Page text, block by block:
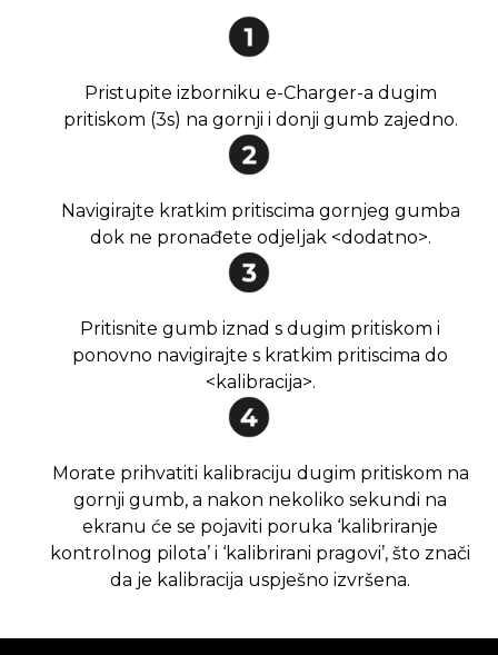
Pristupite izborniku e-Charger-a dugim
pritiskom (3s) na gornji i donji gumb zajedno.
Navigirajte kratkim pritiscima gornjeg gumba
dok ne pronađete odjeljak <dodatno>.
Pritisnite gumb iznad s dugim pritiskom i
ponovno navigirajte s kratkim pritiscima do
<kalibracija>.
Morate prihvatiti kalibraciju dugim pritiskom na
gornji gumb, a nakon nekoliko sekundi na
ekranu će se pojaviti poruka ‘kalibriranje
kontrolnog pilota’ i ‘kalibrirani pragovi’, što znači
da je kalibracija uspješno izvršena.